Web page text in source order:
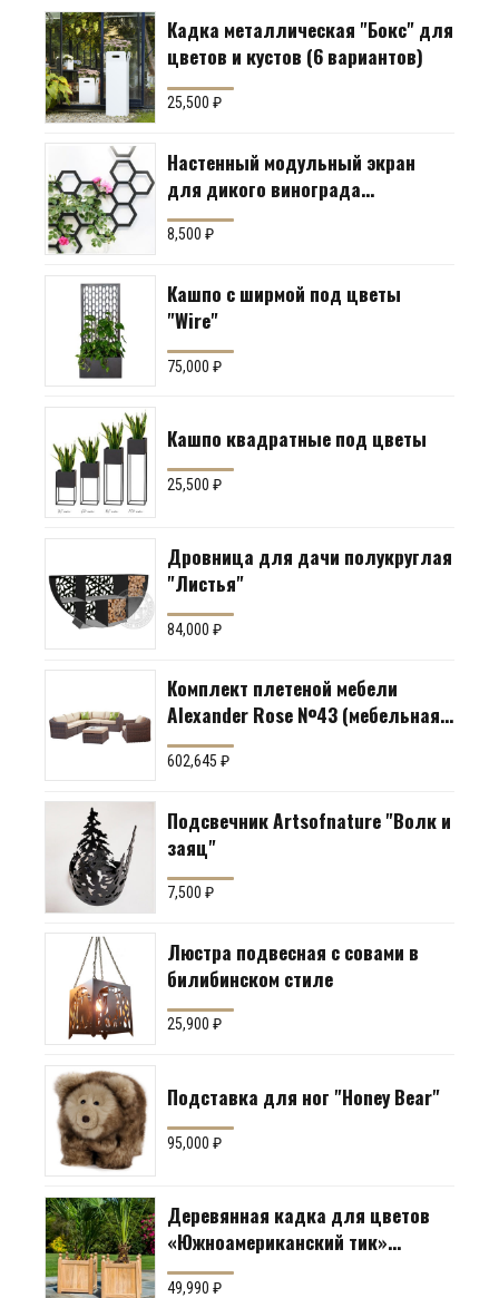
Кадка металлическая "Бокс" для
цветов и кустов (6 вариантов)
25,500₽
Настенный модульный экран
для дикого винограда
"Коллекция Соты"
8,500₽
Кашпо с ширмой под цветы
"Wire"
75,000₽
Кашпо квадратные под цветы
25,500₽
Дровница для дачи полукруглая
"Листья"
84,000₽
Комплект плетеной мебели
Alexander Rose №43 (мебельная
группа для гостиной или
террасы)
602,645₽
Подсвечник Artsofnature "Волк и
заяц"
7,500₽
Люстра подвесная с совами в
билибинском стиле
25,900₽
Подставка для ног "Honey Bear"
95,000₽
Деревянная кадка для цветов
«Южноамериканский тик»
Производство: Англия
49,990₽